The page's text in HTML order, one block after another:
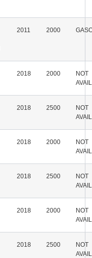
2011 2000
2018 2000
NOT
2018 2500
NOT
2018 2000
NOT
2018 2500
NOT
2018 2000
NOT
2018 2500
NOT